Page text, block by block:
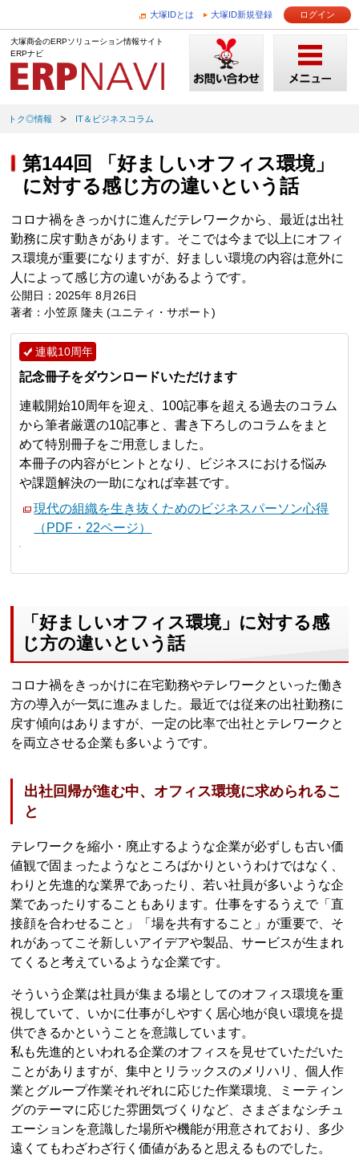
大塚IDとは 大塚ID新規登録 ログイン
大塚商会のERPソリューション情報サイト
ERPナビ
トク◎情報 IT＆ビジネスコラム
第144回 「好ましいオフィス環境」
に対する感じ方の違いという話
コロナ禍をきっかけに進んだテレワークから、最近は出社
勤務に戻す動きがあります。そこでは今まで以上にオフィ
ス環境が重要になりますが、好ましい環境の内容は意外に
人によって感じ方の違いがあるようです。
公開日：2025年 8月26日
著者：小笠原 隆夫 (ユニティ・サポート)
連載10周年
記念冊子をダウンロードいただけます
連載開始10周年を迎え、100記事を超える過去のコラム
から筆者厳選の10記事と、書き下ろしのコラムをまと
めて特別冊子をご用意しました。
本冊子の内容がヒントとなり、ビジネスにおける悩み
や課題解決の一助になれば幸甚です。
現代の組織を生き抜くためのビジネスパーソン心得
（PDF・22ページ）
「好ましいオフィス環境」に対する感
じ方の違いという話
コロナ禍をきっかけに在宅勤務やテレワークといった働き
方の導入が一気に進みました。最近では従来の出社勤務に
戻す傾向はありますが、一定の比率で出社とテレワークと
を両立させる企業も多いようです。
出社回帰が進む中、オフィス環境に求められるこ
と
テレワークを縮小・廃止するような企業が必ずしも古い価
値観で固まったようなところばかりというわけではなく、
わりと先進的な業界であったり、若い社員が多いような企
業であったりすることもあります。仕事をするうえで「直
接顔を合わせること」「場を共有すること」が重要で、そ
れがあってこそ新しいアイデアや製品、サービスが生まれ
てくると考えているような企業です。
そういう企業は社員が集まる場としてのオフィス環境を重
視していて、いかに仕事がしやすく居心地が良い環境を提
供できるかということを意識しています。
私も先進的といわれる企業のオフィスを見せていただいた
ことがありますが、集中とリラックスのメリハリ、個人作
業とグループ作業それぞれに応じた作業環境、ミーティン
グのテーマに応じた雰囲気づくりなど、さまざまなシチュ
エーションを意識した場所や機能が用意されており、多少
遠くてもわざわざ行く価値があると思えるものでした。